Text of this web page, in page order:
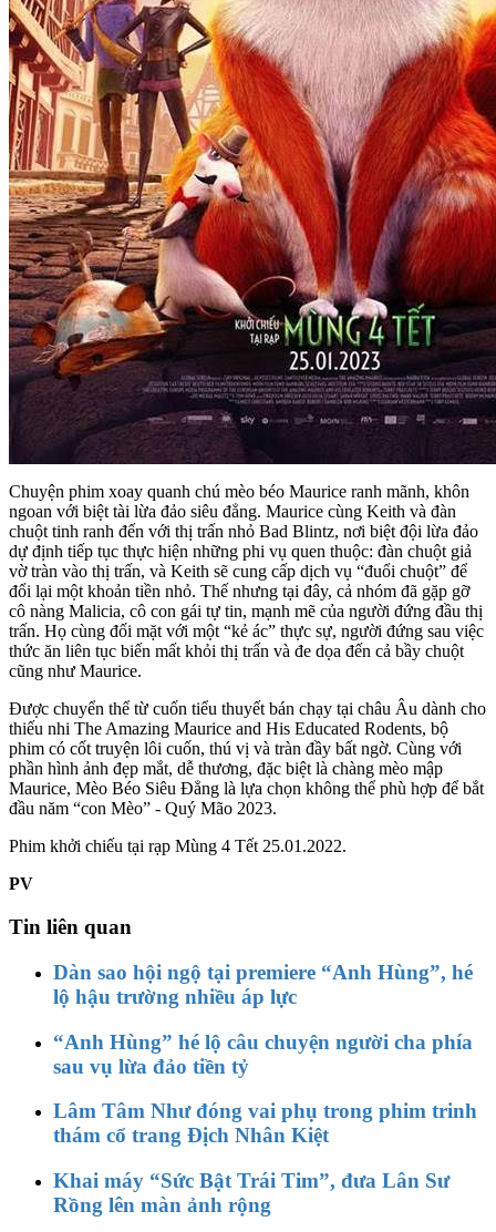
Chuyện phim xoay quanh chú mèo béo Maurice ranh mãnh, khôn
ngoan với biệt tài lừa đảo siêu đẳng. Maurice cùng Keith và đàn
chuột tinh ranh đến với thị trấn nhỏ Bad Blintz, nơi biệt đội lừa đảo
dự định tiếp tục thực hiện những phi vụ quen thuộc: đàn chuột giả
vờ tràn vào thị trấn, và Keith sẽ cung cấp dịch vụ “đuổi chuột” để
đổi lại một khoản tiền nhỏ. Thế nhưng tại đây, cả nhóm đã gặp gỡ
cô nàng Malicia, cô con gái tự tin, mạnh mẽ của người đứng đầu thị
trấn. Họ cùng đối mặt với một “kẻ ác” thực sự, người đứng sau việc
thức ăn liên tục biến mất khỏi thị trấn và đe dọa đến cả bầy chuột
cũng như Maurice.
Được chuyển thể từ cuốn tiểu thuyết bán chạy tại châu Âu dành cho
thiếu nhi The Amazing Maurice and His Educated Rodents, bộ
phim có cốt truyện lôi cuốn, thú vị và tràn đầy bất ngờ. Cùng với
phần hình ảnh đẹp mắt, dễ thương, đặc biệt là chàng mèo mập
Maurice, Mèo Béo Siêu Đẳng là lựa chọn không thể phù hợp để bắt
đầu năm “con Mèo” - Quý Mão 2023.
Phim khởi chiếu tại rạp Mùng 4 Tết 25.01.2022.
PV
Tin liên quan
Dàn sao hội ngộ tại premiere “Anh Hùng”, hé
lộ hậu trường nhiều áp lực
“Anh Hùng” hé lộ câu chuyện người cha phía
sau vụ lừa đảo tiền tỷ
Lâm Tâm Như đóng vai phụ trong phim trinh
thám cổ trang Địch Nhân Kiệt
Khai máy “Sức Bật Trái Tim”, đưa Lân Sư
Rồng lên màn ảnh rộng